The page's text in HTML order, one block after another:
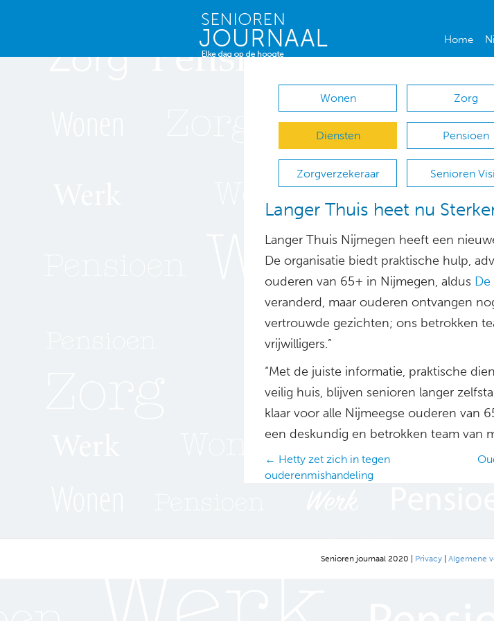
Home
Wonen Zorg
Diensten Pensioen
Zorgverzekeraar Senioren
Langer Thuis heet nu
Langer Thuis Nijmegen heeft een
De organisatie biedt praktische hulp,
ouderen van 65+ in Nijmegen, aldus De
veranderd, maar ouderen ontvangen
vertrouwde gezichten; ons betrokken
vrijwilligers.”
“Met de juiste informatie, praktische
veilig huis, blijven senioren langer
klaar voor alle Nijmeegse ouderen van
een deskundig en betrokken team van
Posts
navigation
← Hetty zet zich in tegen
ouderenmishandeling
Senioren journaal 2020 | Privacy | Algemene